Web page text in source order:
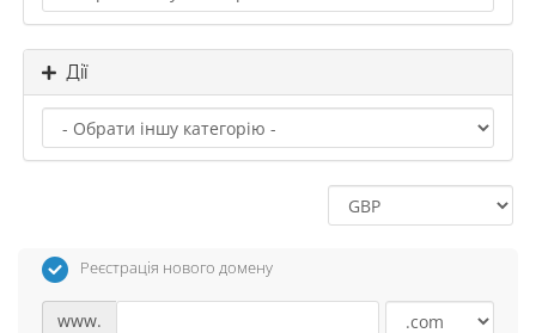
Дії
Реєстрація нового домену
www.